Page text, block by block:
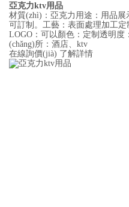
亞克力ktv用品
材質(zhì)：亞克力用途：用品展示
可訂制。工藝：表面處理加工
LOGO：可以顏色：定制透明
(chǎng)所：酒店、ktv
在線詢價(jià) 了解詳情